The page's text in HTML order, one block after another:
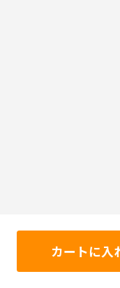
カートに入